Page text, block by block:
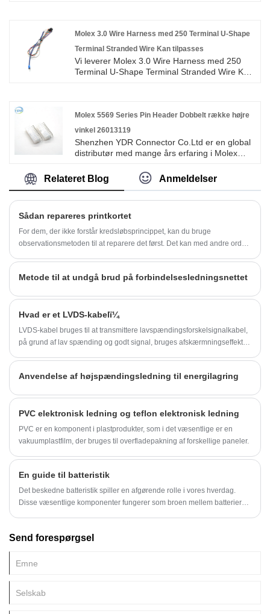
Molex 3.0 Wire Harness med 250 Terminal U-Shape
Terminal Stranded Wire Kan tilpasses
Vi leverer Molex 3.0 Wire Harness med 250
Terminal U-Shape Terminal Stranded Wire Kan
det meste af Asien, Europa og Amerika. Vi
forventer at blive din langsigtede partner i Kina.
Molex 5569 Series Pin Header Dobbelt række højre
vinkel 26013119
Shenzhen YDR Connector Co.Ltd er en global
distributør med mange års erfaring i Molex
26013119. Dette er et originalt TE-stik
ledningsnet, velkommen til forespørgsel.
Relateret Blog Anmeldelser
Sådan repareres printkortet
For dem, der ikke forstår kredsløbsprincippet, kan du bruge
observationsmetoden til at reparere det først. Det kan med andre ord
printpladen er tabt kan iagttages. Hvis der findes en fejl, kan vi foretage
Metode til at undgå brud på forbindelsesledningsnettet
Hvad er et LVDS-kabelï¼
LVDS-kabel bruges til at transmittere lavspændingsforskelsignalkabel,
på grund af lav spænding og godt signal, bruges afskærmningseffekten
Anvendelse af højspændingsledning til energilagring
PVC elektronisk ledning og teflon elektronisk ledning
PVC er en komponent i plastprodukter, som i det væsentlige er en
vakuumplastfilm, der bruges til overfladepakning af forskellige paneler.
En guide til batteristik
Det beskedne batteristik spiller en afgørende rolle i vores hverdag.
Disse væsentlige komponenter fungerer som broen mellem batterier
de kraftige versioner, der bruges i industrielle applikationer, kommer
der passer til forskellige behov.
Send forespørgsel